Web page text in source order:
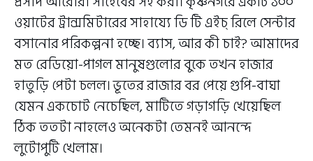
ওয়াটের ট্রান্সমিটারের সাহায্যে ডি টি এইচ্ রিলে সেন্টার
বসানোর পরিকল্পনা হচ্ছে। ব্যাস, আর কী চাই? আমাদের
মত রেডিয়ো-পাগল মানুষগুলোর বুকে তখন হাজার
হাতুড়ি পেটা চলল। ভূতের রাজার বর পেয়ে গুপি-বাঘা
যেমন একচোট নেচেছিল, মাটিতে গড়াগড়ি খেয়েছিল
ঠিক ততটা নাহলেও অনেকটা তেমনই আনন্দে
লুটোপুটি খেলাম।